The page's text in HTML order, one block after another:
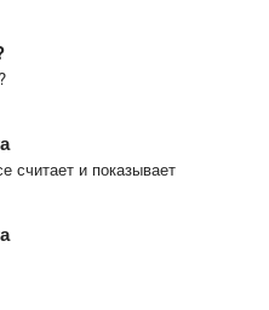
считает и показывает